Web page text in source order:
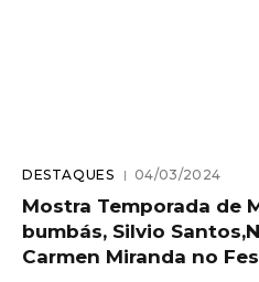
DESTAQUES 04/03/2024
Mostra Temporada de
bumbás, Silvio
Carmen Miranda no